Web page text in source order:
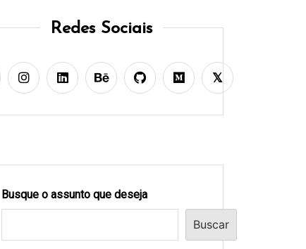
Redes Sociais
Busque o assunto que deseja
Buscar